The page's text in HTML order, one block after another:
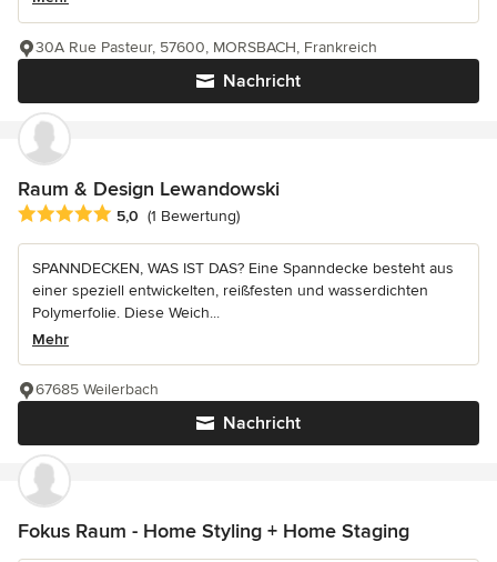
Nachricht
30A Rue Pasteur, 57600, MORSBACH, Frankreich
Raum & Design Lewandowski
Durchschnittliche Bewertung: 5 von 5 Sternen
5,0 (1 Bewertung)
SPANNDECKEN, WAS IST DAS? Eine Spanndecke besteht aus
einer speziell entwickelten, reißfesten und wasserdichten
Polymerfolie. Diese Weich...
Mehr
Nachricht
67685 Weilerbach
Fokus Raum - Home Styling + Home Staging